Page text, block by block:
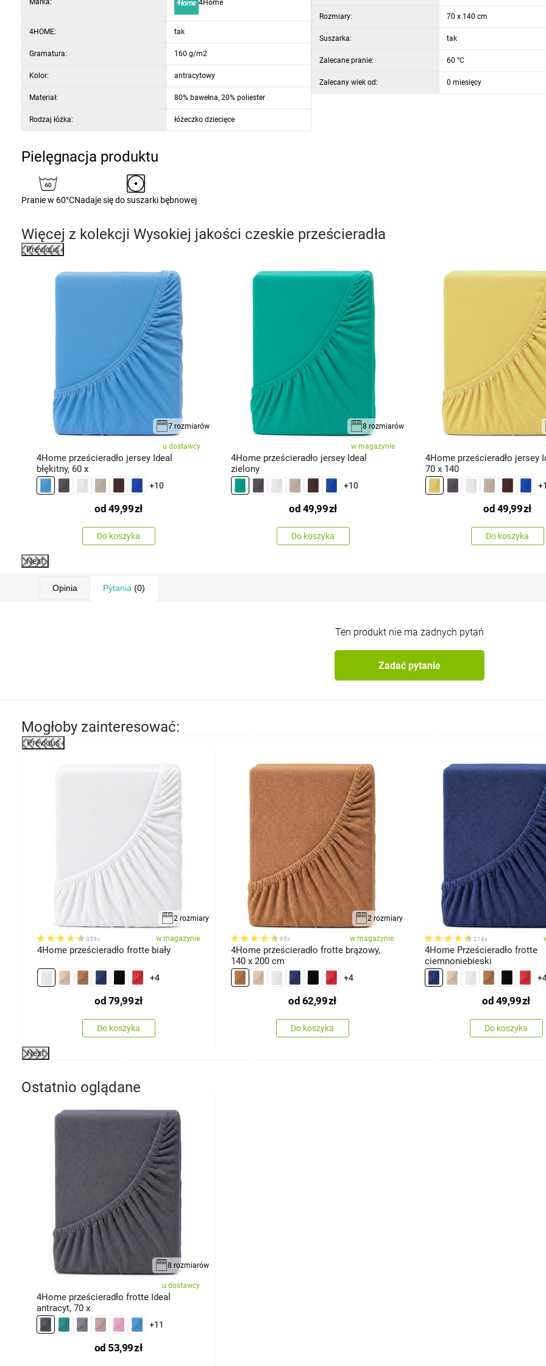
Marka: 4Home
4HOME: tak
Gramatura: 160 g/m2
Kolor: antracytowy
Materiał: 80% bawełna, 20% poliester
Rodzaj łóżka: łóżeczko dziecięce
Rozmiary: 70 x 140 cm
Suszarka: tak
Zalecane pranie: 60 °C
Zalecany wiek od: 0 miesięcy
Pielęgnacja produktu
Pranie w 60°CNadaje się do suszarki bębnowej
Więcej z kolekcji Wysokiej jakości czeskie prześcieradła
Previous
7 rozmiarów
u dostawcy
4Home prześcieradło jersey Ideal
błękitny, 60 x
+10
od 49,99zł
Do koszyka
8 rozmiarów
w magazynie
4Home prześcieradło jersey Ideal
zielony
+10
od 49,99zł
Do koszyka
4Home prześcieradło jersey
70 x 140
od 49,99zł
Do koszyka
Next
Opinia Pytania (0)
Ten produkt nie ma żadnych pytań
Zadać pytanie
Mogłoby zainteresować:
Previous
2 rozmiary
359x w magazynie
4Home prześcieradło frotte biały
+4
od 79,99zł
Do koszyka
2 rozmiary
95x w magazynie
4Home prześcieradło frotte brązowy,
140 x 200 cm
+4
od 62,99zł
Do koszyka
214x
4Home Prześcieradło frotte
ciemnoniebieski
od 49,99zł
Do koszyka
Next
Ostatnio oglądane
8 rozmiarów
u dostawcy
4Home prześcieradło frotte Ideal
antracyt, 70 x
+11
od 53,99zł